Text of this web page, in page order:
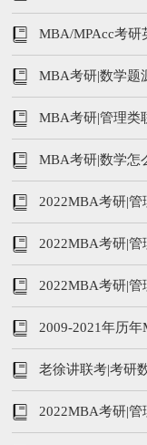
MBA/MPAcc考研
及话题汇总
MBA考研|数学题
MBA考研|管理类
MBA考研|数学怎
2022MBA考研|
能力
2022MBA考研|
2022MBA考研|
2009-2021年历
老徐讲联考|考研
2022MBA考研|